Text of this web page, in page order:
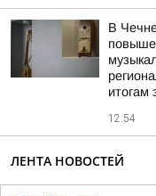
В
итогам
12:54
ЛЕНТА НОВОСТЕЙ